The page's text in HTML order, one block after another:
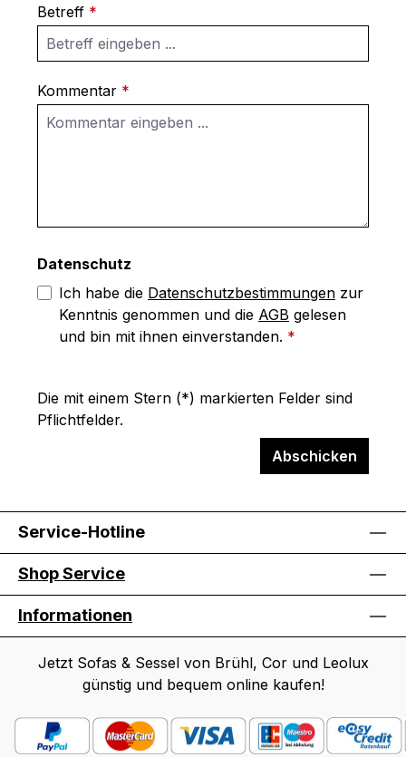
Betreff *
Kommentar *
Datenschutz
Ich habe die Datenschutzbestimmungen zur
Kenntnis genommen und die AGB gelesen
und bin mit ihnen einverstanden. *
Die mit einem Stern (*) markierten Felder sind
Pflichtfelder.
Abschicken
Service-Hotline
Shop Service
Informationen
Jetzt Sofas & Sessel von Brühl, Cor und Leolux
günstig und bequem online kaufen!